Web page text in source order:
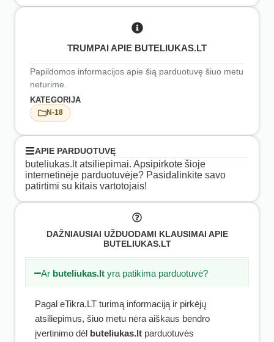
TRUMPAI APIE BUTELIUKAS.LT
Papildomos informacijos apie šią parduotuvę šiuo metu
neturime.
KATEGORIJA
N-18
APIE PARDUOTUVĘ
buteliukas.lt atsiliepimai. Apsipirkote šioje
internetinėje parduotuvėje? Pasidalinkite savo
patirtimi su kitais vartotojais!
DAŽNIAUSIAI UŽDUODAMI KLAUSIMAI APIE
BUTELIUKAS.LT
Ar buteliukas.lt yra patikima parduotuvė?
Pagal eTikra.LT turimą informaciją ir pirkėjų
atsiliepimus, šiuo metu nėra aiškaus bendro
įvertinimo dėl buteliukas.lt parduotuvės